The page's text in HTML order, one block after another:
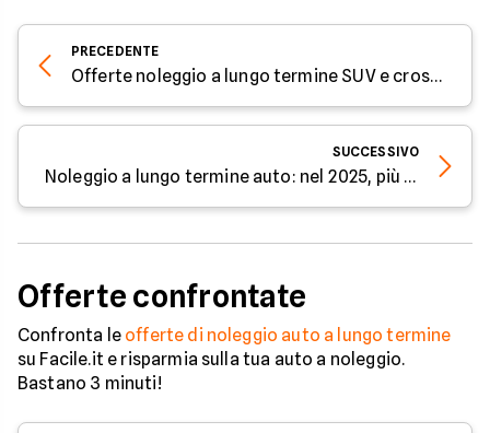
PRECEDENTE
Offerte noleggio a lungo termine SUV e crossover gennaio 2026
SUCCESSIVO
Noleggio a lungo termine auto: nel 2025, più di un milione di contratti
Offerte confrontate
Confronta le offerte di noleggio auto a lungo termine
su Facile.it e risparmia sulla tua auto a noleggio.
Bastano 3 minuti!